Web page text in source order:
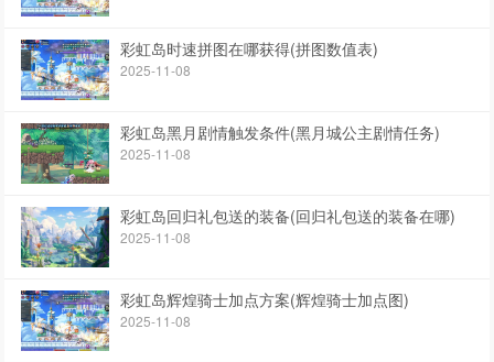
彩虹岛时速拼图在哪获得(拼图数值表)
2025-11-08
彩虹岛黑月剧情触发条件(黑月城公主剧情任务)
2025-11-08
彩虹岛回归礼包送的装备(回归礼包送的装备在哪)
2025-11-08
彩虹岛辉煌骑士加点方案(辉煌骑士加点图)
2025-11-08